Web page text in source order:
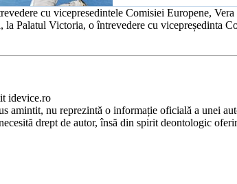
cu vicepresedintele Comisiei Europene,
Palatul Victoria, o întrevedere cu vicepreședinta
idevice.ro
amintit, nu reprezintă o informație oficială a unei
drept de autor, însă din spirit deontologic